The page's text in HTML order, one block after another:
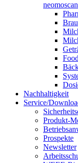
neomoscan
Food
Nachhaltigkeit
Service/
Produkt-
Prospekte
Newsletter